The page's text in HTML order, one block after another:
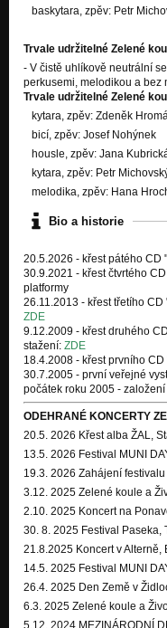
Domorodec
Nezařazeno
Nezařazeno
Tyranie plechová
Nezařazeno
Nezařazeno
I´m a woman
Nezařazeno
FairTrade café
Nezařazeno
Doba
Nezařazeno
baskytara, zpěv: Petr
Trvale udržitelné Zelené
- V čistě uhlíkově neutrální
perkusemi, melodikou a bez
Trvale udržitelné Zelené
kytara, zpěv: Zdeněk
bicí, zpěv: Josef Nohýnek
housle, zpěv: Jana
kytara, zpěv: Petr
melodika, zpěv: Hana
Bio a historie
20.5.2026 - křest pátého CD
30.9.2021 - křest čtvrtého
platformy
26.11.2013 - křest třetího
ZDE
9.12.2009 - křest druhého
stažení: ZDE
18.4.2008 - křest prvního
30.7.2005 - první veřejné
počátek roku 2005 -
ODEHRANÉ KONCERTY
20.5. 2026 Křest alba ŽAL,
13.5. 2026 Festival MUNI
19.3. 2026 Zahájení
3.12. 2025 Zelené koule a
2.10. 2025 Koncert na
30. 8. 2025 Festival Paseka,
21.8.2025 Koncert v Alterně,
14.5. 2025 Festival MUNI
26.4. 2025 Den Země v
6.3. 2025 Zelené koule a